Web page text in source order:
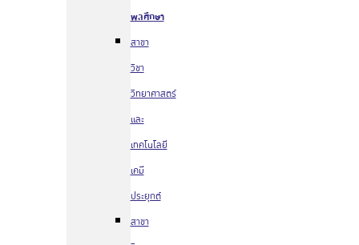
พลศึกษา
สาขา
วิชา
วิทยาศาสตร์
และ
เทคโนโลยี
เคมี
ประยุกต์
สาขา